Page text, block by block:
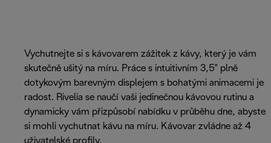
Vychutnejte si s kávovarem zážitek z kávy, který je vám
skutečně ušitý na míru. Práce s intuitivním 3,5" plně
dotykovým barevným displejem s bohatými animacemi je
radost. Rivelia se naučí vaši jedinečnou kávovou rutinu a
dynamicky vám přizpůsobí nabídku v průběhu dne, abyste
si mohli vychutnat kávu na míru. Kávovar zvládne až 4
uživatelské profily.